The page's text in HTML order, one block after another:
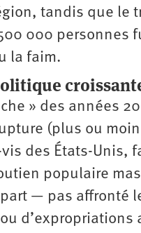
tandis que le
000 personnes
la faim.
» des années
(plus ou
des États-Unis,
populaire
— pas affronté